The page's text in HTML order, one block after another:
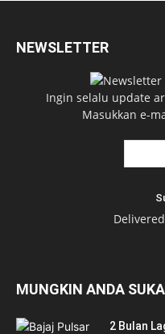
NEWSLETTER
Ingin selalu update
Masukkan e-
MUNGKIN ANDA SUKA
2 Bulan